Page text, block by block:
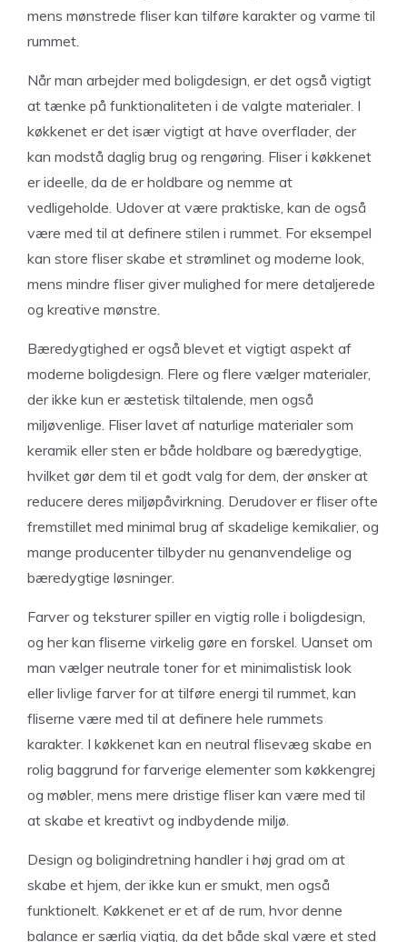
mens mønstrede fliser kan tilføre karakter og varme til
rummet.
Når man arbejder med boligdesign, er det også vigtigt
at tænke på funktionaliteten i de valgte materialer. I
køkkenet er det især vigtigt at have overflader, der
kan modstå daglig brug og rengøring. Fliser i køkkenet
er ideelle, da de er holdbare og nemme at
vedligeholde. Udover at være praktiske, kan de også
være med til at definere stilen i rummet. For eksempel
kan store fliser skabe et strømlinet og moderne look,
mens mindre fliser giver mulighed for mere detaljerede
og kreative mønstre.
Bæredygtighed er også blevet et vigtigt aspekt af
moderne boligdesign. Flere og flere vælger materialer,
der ikke kun er æstetisk tiltalende, men også
miljøvenlige. Fliser lavet af naturlige materialer som
keramik eller sten er både holdbare og bæredygtige,
hvilket gør dem til et godt valg for dem, der ønsker at
reducere deres miljøpåvirkning. Derudover er fliser ofte
fremstillet med minimal brug af skadelige kemikalier, og
mange producenter tilbyder nu genanvendelige og
bæredygtige løsninger.
Farver og teksturer spiller en vigtig rolle i boligdesign,
og her kan fliserne virkelig gøre en forskel. Uanset om
man vælger neutrale toner for et minimalistisk look
eller livlige farver for at tilføre energi til rummet, kan
fliserne være med til at definere hele rummets
karakter. I køkkenet kan en neutral flisevæg skabe en
rolig baggrund for farverige elementer som køkkengrej
og møbler, mens mere dristige fliser kan være med til
at skabe et kreativt og indbydende miljø.
Design og boligindretning handler i høj grad om at
skabe et hjem, der ikke kun er smukt, men også
funktionelt. Køkkenet er et af de rum, hvor denne
balance er særlig vigtig, da det både skal være et sted